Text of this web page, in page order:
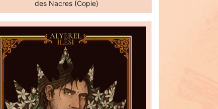
des Nacres (Copie)